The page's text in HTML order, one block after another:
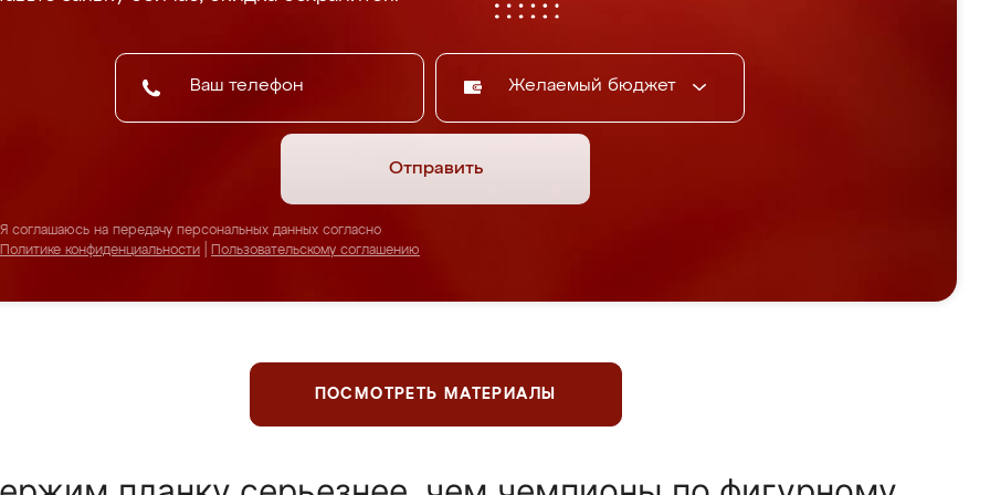
Желаемый бюджет
Отправить
Я соглашаюсь на передачу персональных данных согласно
Политике конфиденциальности
Пользовательскому соглашению
ПОСМОТРЕТЬ МАТЕРИАЛЫ